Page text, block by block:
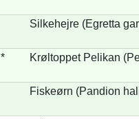
Silkehejre (Egretta
* Krøltoppet Pelikan
Fiskeørn (Pandion